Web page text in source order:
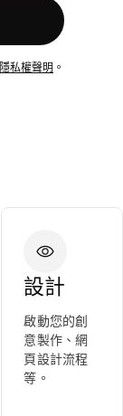
隱私權聲明 。
設計
啟動您的創
意製作、網
頁設計流程
等。